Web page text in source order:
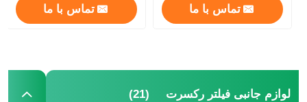
تماس با ما تماس با ما
لوازم جانبی فیلتر رکسرت (21)